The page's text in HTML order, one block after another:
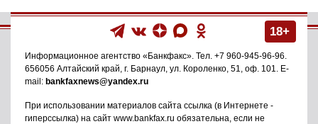
18+
Информационное агентство «Банкфакс» . Тел. +7 960-945-96-96
656056 Алтайский край, г. Барнаул ул. Короленко, 51, оф. 101
. E-
mail: bankfaxnews@yandex.ru
При использовании материалов сайта ссылка (в Интернете -
гиперссылка) на сайт www.bankfax.ru обязательна, если не